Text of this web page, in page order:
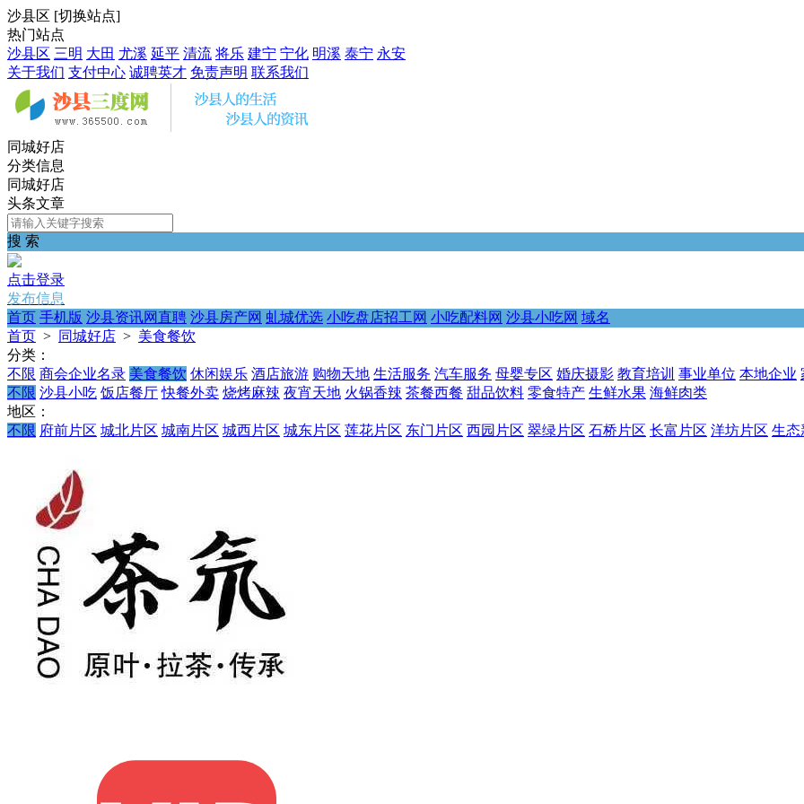
沙县区 [切换站点]
热门站点
沙县区 三明 大田 尤溪 延平 清流 将乐 建宁 宁化 明溪 泰宁 永安
关于我们 支付中心 诚聘英才 免责声明 联系我们
同城好店
分类信息
同城好店
头条文章
搜 索
点击登录
发布信息
首页 手机版 沙县资讯网直聘 沙县房产网 虬城优选 小吃盘店招工网 小吃配料网 沙县小吃网 域名
首页 > 同城好店 > 美食餐饮
分类：
不限 商会企业名录 美食餐饮 休闲娱乐 酒店旅游 购物天地 生活服务 汽车服务 母婴专区 婚庆摄影 教育培训 事业单位 本地企业
不限 沙县小吃 饭店餐厅 快餐外卖 烧烤麻辣 夜宵天地 火锅香辣 茶餐西餐 甜品饮料 零食特产 生鲜水果 海鲜肉类
地区：
不限 府前片区 城北片区 城南片区 城西片区 城东片区 莲花片区 东门片区 西园片区 翠绿片区 石桥片区 长富片区 洋坊片区 生态